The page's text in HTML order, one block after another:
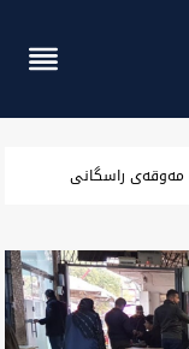
پەیوەندییەیل